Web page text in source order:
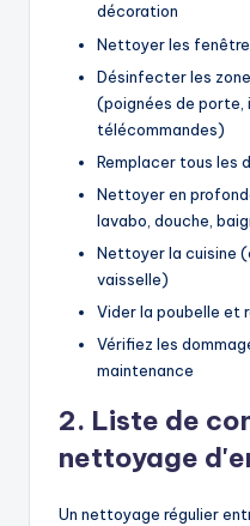
décoration
Nettoyer les
Désinfecter les
(poignées de porte,
télécommandes)
Remplacer tous les
Nettoyer en
lavabo, douche,
Nettoyer la cuisine
vaisselle)
Vider la poubelle et
Vérifiez les
maintenance
2. Liste de
nettoyage
Un nettoyage régulier